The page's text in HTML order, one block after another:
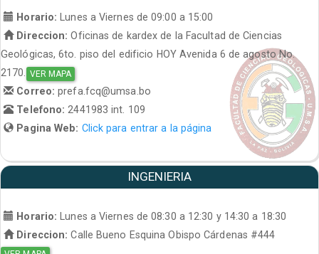
Horario: Lunes a Viernes de 09:00 a 15:00
Direccion: Oficinas de kardex de la Facultad de Ciencias
Geológicas, 6to. piso del edificio HOY Avenida 6 de agosto No.
2170. VER MAPA
Correo:prefa.fcq@umsa.bo
Telefono:2441983 int. 109
Pagina Web: Click para entrar a la página
INGENIERIA
Horario:
Lunes a Viernes de 08:30 a 12:30 y 14:30 a 18:30
Direccion: Calle Bueno Esquina Obispo Cárdenas #444